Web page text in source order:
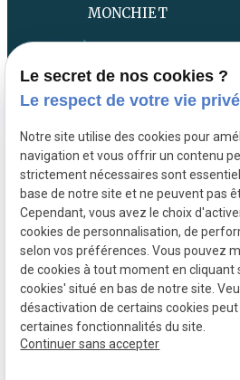
MONCHIET
Contact
Plan du site
Mentions légales
Politique de
confidentialité
Gestion des cookies
Le secret de nos cookies ?
Le respect de votre vie
Notre site utilise des cookies pour
navigation et vous offrir un contenu
strictement nécessaires sont
base de notre site et ne peuvent pas
Cependant, vous avez le choix
cookies de personnalisation, de
selon vos préférences. Vous pouvez
de cookies à tout moment en cliquant
cookies' situé en bas de notre site.
désactivation de certains cookies
certaines fonctionnalités du site.
Continuer sans accepter